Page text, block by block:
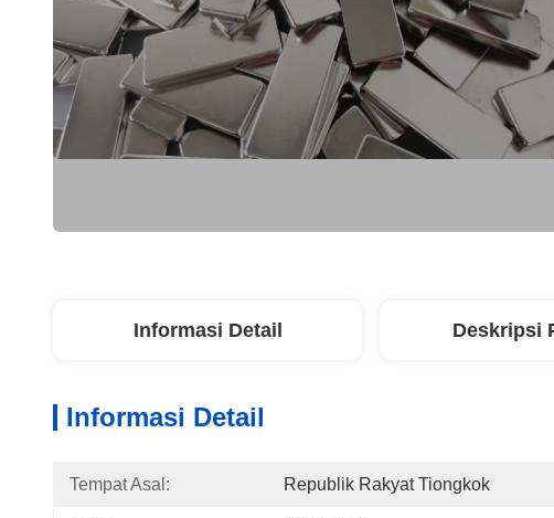
Informasi Detail Deskripsi
Informasi Detail
Tempat Asal: Republik Rakyat Tiongkok